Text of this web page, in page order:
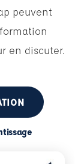
peuvent
en discuter.